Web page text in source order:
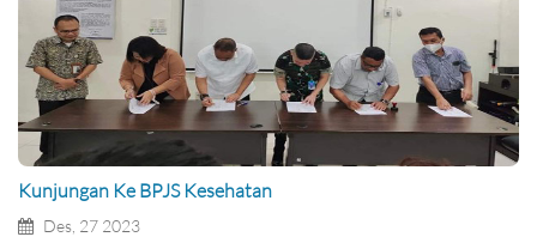
Kunjungan Ke BPJS Kesehatan
Des, 27 2023